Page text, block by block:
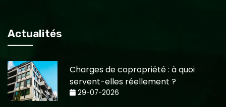
Actualités
Charges de copropriété : à quoi
servent-elles réellement ?
29-07-2026